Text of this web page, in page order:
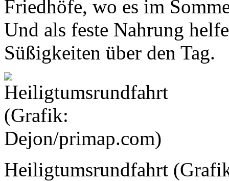
Friedhöfe, wo es im
Und als feste Nahrung
Süßigkeiten über den Tag.
Heiligtumsrundfahrt